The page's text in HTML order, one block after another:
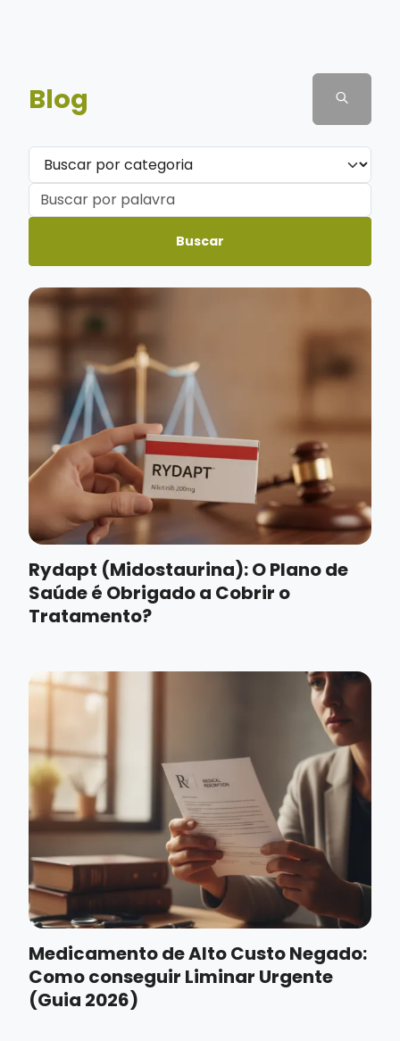
Blog
Buscar
Rydapt (Midostaurina): O Plano de
Saúde é Obrigado a Cobrir o
Tratamento?
Medicamento de Alto Custo Negado:
Como conseguir Liminar Urgente
(Guia 2026)